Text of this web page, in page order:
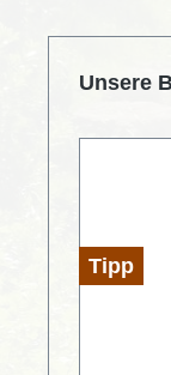
Unsere
Tipp